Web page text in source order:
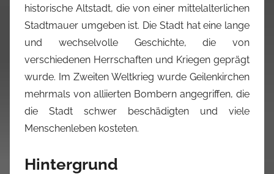
historische Altstadt, die von einer mittelalterlichen
Stadtmauer umgeben ist. Die Stadt hat eine lange
und wechselvolle Geschichte, die von
verschiedenen Herrschaften und Kriegen geprägt
wurde. Im Zweiten Weltkrieg wurde Geilenkirchen
mehrmals von alliierten Bombern angegriffen, die
die Stadt schwer beschädigten und viele
Menschenleben kosteten.
Hintergrund